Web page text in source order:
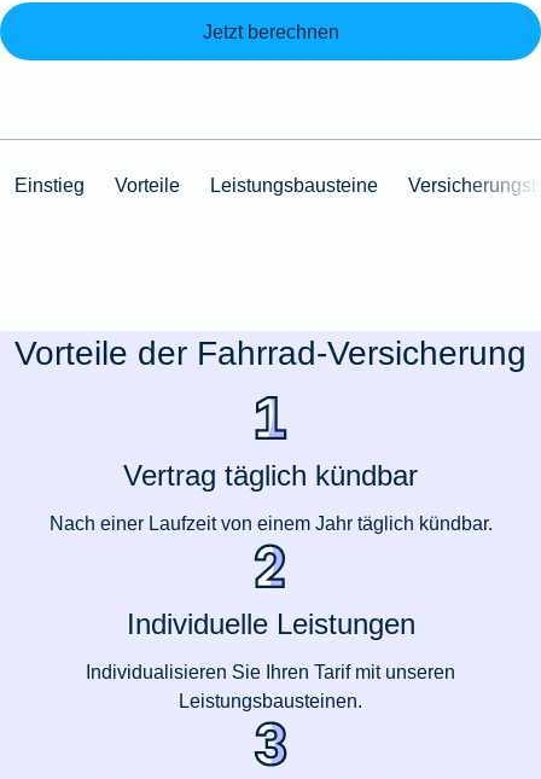
Jetzt berechnen
Einstieg Vorteile Leistungsbausteine
Vorteile der Fahrrad-Versicherung
Vertrag täglich kündbar
Nach einer Laufzeit von einem Jahr täglich kündbar.
Individuelle Leistungen
Individualisieren Sie Ihren Tarif mit unseren
Leistungsbausteinen.